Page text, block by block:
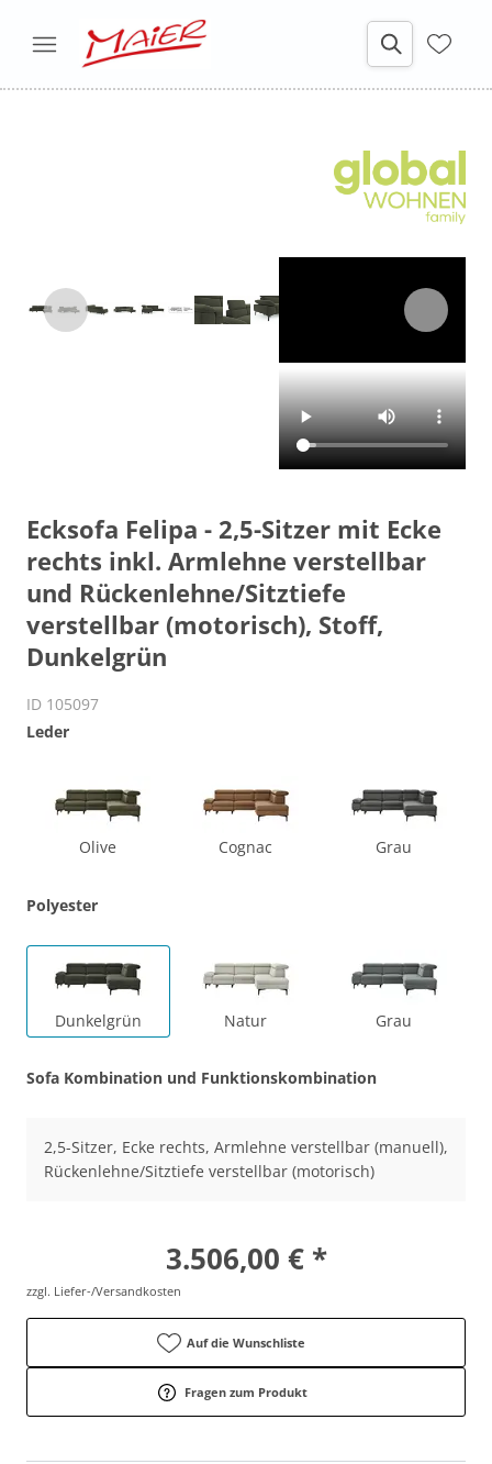
Ecksofa Felipa - 2,5-Sitzer mit Ecke
rechts inkl. Armlehne verstellbar
und Rückenlehne/Sitztiefe
verstellbar (motorisch), Stoff,
Dunkelgrün
ID 105097
Leder
Olive Cognac Grau
Polyester
Dunkelgrün Natur Grau
Sofa Kombination und Funktionskombination
2,5-Sitzer, Ecke rechts, Armlehne verstellbar (manuell),
Rückenlehne/Sitztiefe verstellbar (motorisch)
3.506,00 € *
zzgl. Liefer-/Versandkosten
Auf die Wunschliste
Fragen zum Produkt